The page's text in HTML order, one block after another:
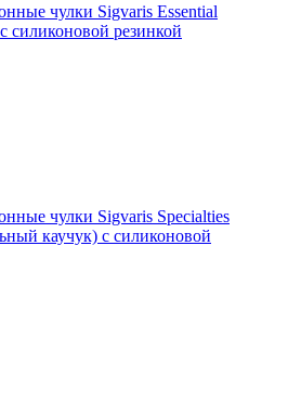
чулки Sigvaris Essential
силиконовой резинкой
чулки Sigvaris Specialties
каучук) с силиконовой